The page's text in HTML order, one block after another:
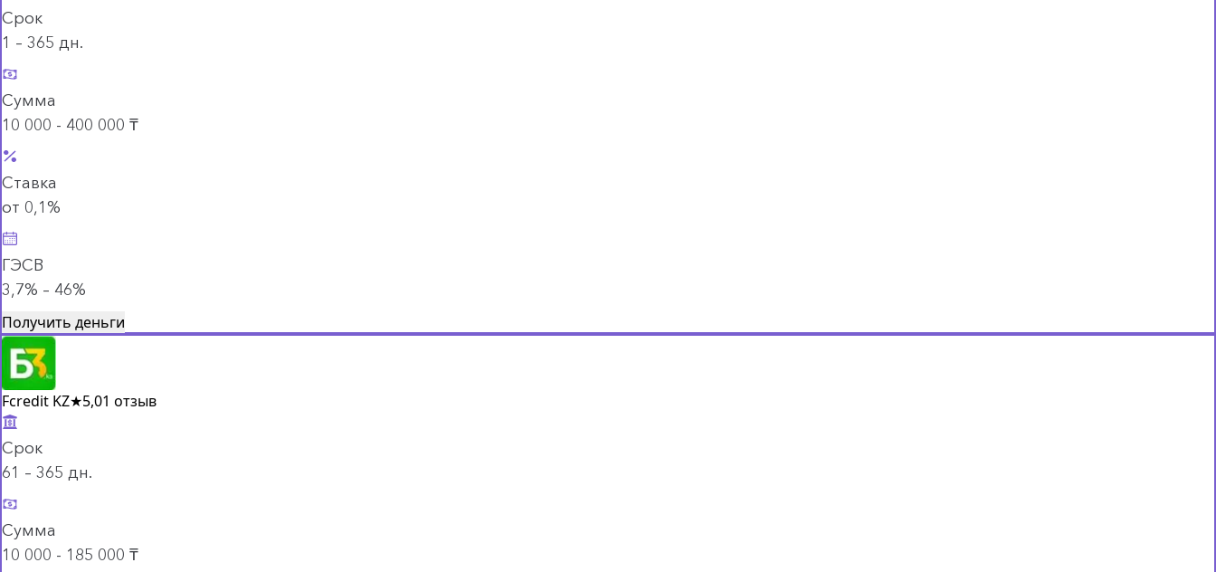
Срок
1 – 365 дн.
Сумма
10 000 - 400 000 ₸
Ставка
от 0,1%
ГЭСВ
3,7% – 46%
Получить деньги
Fcredit KZ★5,01 отзыв
Срок
61 – 365 дн.
Сумма
10 000 - 185 000 ₸